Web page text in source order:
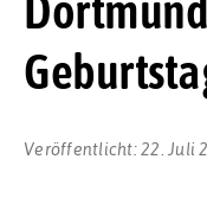
Veröffentlicht:22. Juli